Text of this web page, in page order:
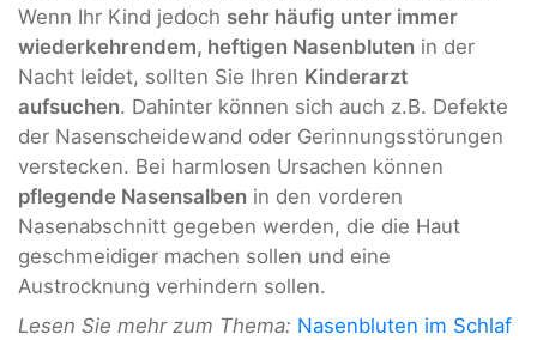
Wenn Ihr Kind jedoch sehr häufig unter immer
wiederkehrendem, heftigen Nasenbluten in der
Nacht leidet, sollten Sie Ihren Kinderarzt
aufsuchen. Dahinter können sich auch z.B. Defekte
der Nasenscheidewand oder Gerinnungsstörungen
verstecken. Bei harmlosen Ursachen können
pflegende Nasensalben in den vorderen
Nasenabschnitt gegeben werden, die die Haut
geschmeidiger machen sollen und eine
Austrocknung verhindern sollen.
Lesen Sie mehr zum Thema: Nasenbluten im Schlaf